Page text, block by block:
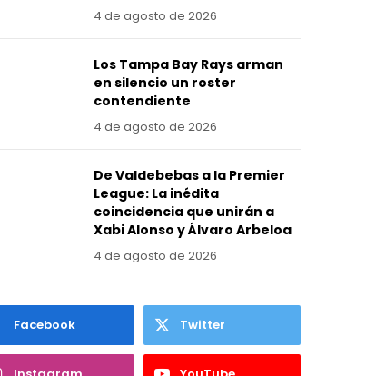
4 de agosto de 2026
Los Tampa Bay Rays arman
en silencio un roster
contendiente
4 de agosto de 2026
De Valdebebas a la Premier
League: La inédita
coincidencia que unirán a
Xabi Alonso y Álvaro Arbeloa
4 de agosto de 2026
Facebook Twitter